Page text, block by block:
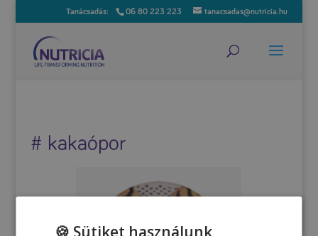
06 80 223 223 tanacsadas@nutricia.hu
# kakaópor
🍪 Sütiket használunk